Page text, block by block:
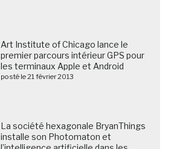
Art Institute of Chicago lance le
premier parcours intérieur GPS pour
les terminaux Apple et Android
posté le 21 février 2013
La société hexagonale BryanThings
installe son Photomaton et